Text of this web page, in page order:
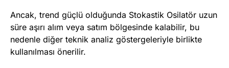
Ancak, trend güçlü olduğunda Stokastik Osilatör uzun
süre aşırı alım veya satım bölgesinde kalabilir, bu
nedenle diğer teknik analiz göstergeleriyle birlikte
kullanılması önerilir.